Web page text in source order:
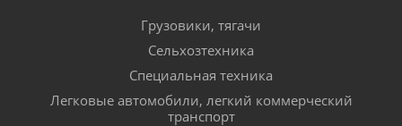
Грузовики, тягачи
Сельхозтехника
Специальная техника
Легковые автомобили, легкий коммерческий
транспорт